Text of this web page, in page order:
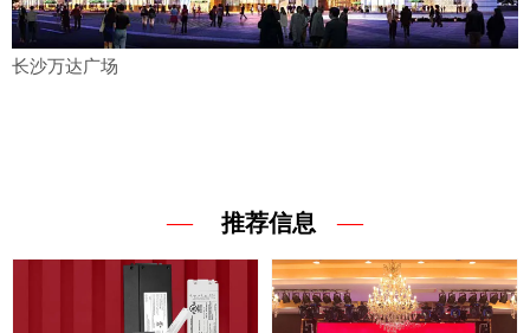
长沙万达广场
— 推荐信息 —